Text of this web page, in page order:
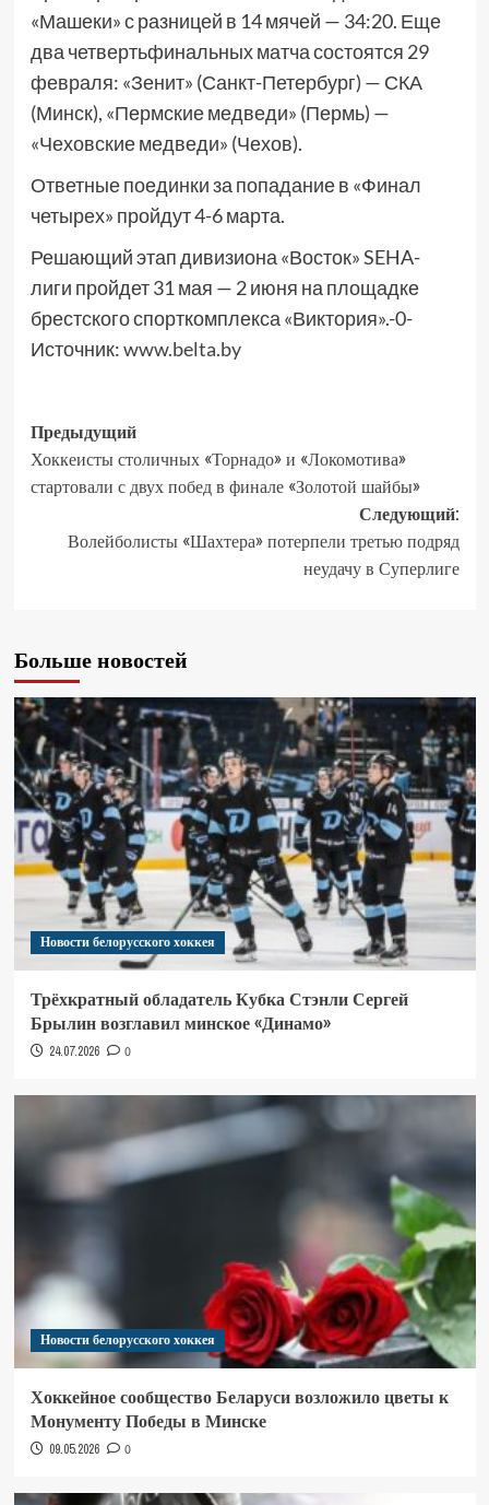
«Машеки» с разницей в 14 мячей — 34:20. Еще
два четвертьфинальных матча состоятся 29
февраля: «Зенит» (Санкт-Петербург) — СКА
(Минск), «Пермские медведи» (Пермь) —
«Чеховские медведи» (Чехов).
Ответные поединки за попадание в «Финал
четырех» пройдут 4-6 марта.
Решающий этап дивизиона «Восток» SEHA-
лиги пройдет 31 мая — 2 июня на площадке
брестского спорткомплекса «Виктория».-0-
Источник:www.belta.by
Предыдущий
Хоккеисты столичных «Торнадо» и «Локомотива»
стартовали с двух побед в финале «Золотой шайбы»
Следующий:
Волейболисты «Шахтера» потерпели третью подряд
неудачу в Суперлиге
Больше новостей
Новости белорусского хоккея
Трёхкратный обладатель Кубка Стэнли Сергей
Брылин возглавил минское «Динамо»
24.07.2026 0
Новости белорусского хоккея
Хоккейное сообщество Беларуси возложило цветы к
Монументу Победы в Минске
09.05.2026 0